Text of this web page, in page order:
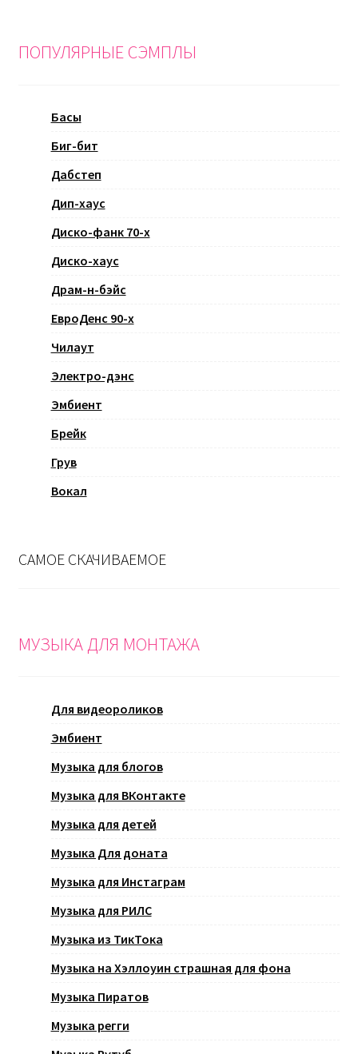
ПОПУЛЯРНЫЕ СЭМПЛЫ
Басы
Биг-бит
Дабстеп
Дип-хаус
Диско-фанк 70-х
Диско-хаус
Драм-н-бэйс
ЕвроДенс 90-х
Чилаут
Электро-дэнс
Эмбиент
Брейк
Грув
Вокал
САМОЕ СКАЧИВАЕМОЕ
МУЗЫКА ДЛЯ МОНТАЖА
Для видеороликов
Эмбиент
Музыка для блогов
Музыка для ВКонтакте
Музыка для детей
Музыка Для доната
Музыка для Инстаграм
Музыка для РИЛС
Музыка из ТикТока
Музыка на Хэллоуин страшная для фона
Музыка Пиратов
Музыка регги